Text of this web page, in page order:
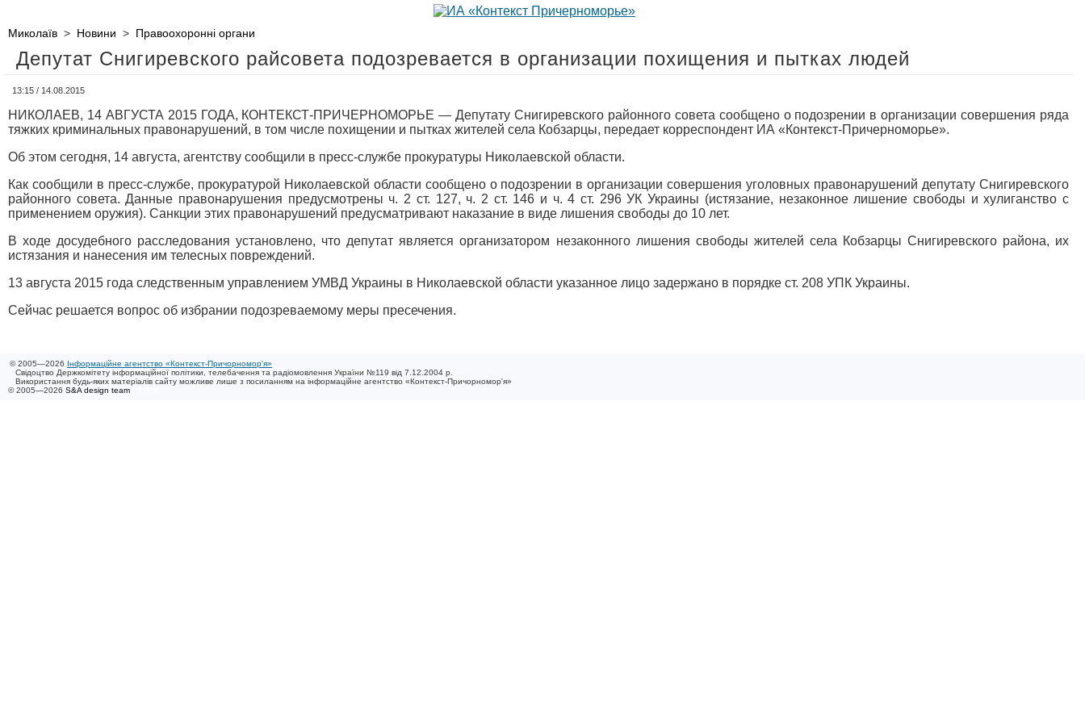
Миколаїв > Новини > Правоохоронні органи
Депутат Снигиревского райсовета подозревается в организации похищения и пытках людей
13:15 / 14.08.2015
НИКОЛАЕВ, 14 АВГУСТА 2015 ГОДА, КОНТЕКСТ-ПРИЧЕРНОМОРЬЕ — Депутату Снигиревского районного совета сообщено о подозрении в организации совершения ряда
тяжких криминальных правонарушений, в том числе похищении и пытках жителей села Кобзарцы, передает корреспондент ИА «Контекст-Причерноморье».
Об этом сегодня, 14 августа, агентству сообщили в пресс-службе прокуратуры Николаевской области.
Как сообщили в пресс-службе, прокуратурой Николаевской области сообщено о подозрении в организации совершения уголовных правонарушений депутату Снигиревского
районного совета. Данные правонарушения предусмотрены ч. 2 ст. 127, ч. 2 ст. 146 и ч. 4 ст. 296 УК Украины (истязание, незаконное лишение свободы и хулиганство с
применением оружия). Санкции этих правонарушений предусматривают наказание в виде лишения свободы до 10 лет.
В ходе досудебного расследования установлено, что депутат является организатором незаконного лишения свободы жителей села Кобзарцы Снигиревского района, их
истязания и нанесения им телесных повреждений.
13 августа 2015 года следственным управлением УМВД Украины в Николаевской области указанное лицо задержано в порядке ст. 208 УПК Украины.
Сейчас решается вопрос об избрании подозреваемому меры пресечения.
© 2005—2026 Інформаційне агентство «Контекст-Причорномор'я»
Свідоцтво Держкомітету інформаційної політики, телебачення та радіомовлення України №119 від 7.12.2004 р.
Використання будь-яких матеріалів сайту можливе лише з посиланням на інформаційне агентство «Контекст-Причорномор'я»
© 2005—2026 S&A design team